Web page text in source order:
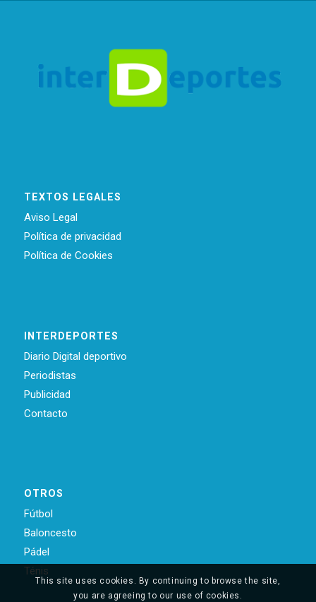
TEXTOS LEGALES
Aviso Legal
Política de privacidad
Política de Cookies
INTERDEPORTES
Diario Digital deportivo
Periodistas
Publicidad
Contacto
OTROS
Fútbol
Baloncesto
Pádel
Ténis
This site uses cookies. By continuing to browse the site,
you are agreeing to our use of cookies.